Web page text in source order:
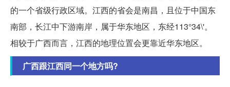
的一个省级行政区域。江西的省会是南昌，且位于中国东
南部，长江中下游南岸，属于华东地区，东经113°34\'。
相较于广西而言，江西的地理位置会更靠近华东地区。
广西跟江西同一个地方吗?